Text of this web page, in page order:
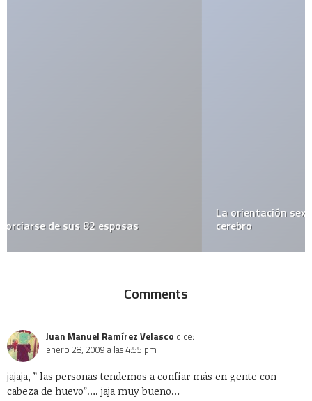
La orientación sexual está ligada con la simetría del
cerebro
Comments
Juan Manuel Ramírez Velasco dice:
enero 28, 2009 a las 4:55 pm
jajaja, ” las personas tendemos a confiar más en gente con
cabeza de huevo”…. jaja muy bueno…